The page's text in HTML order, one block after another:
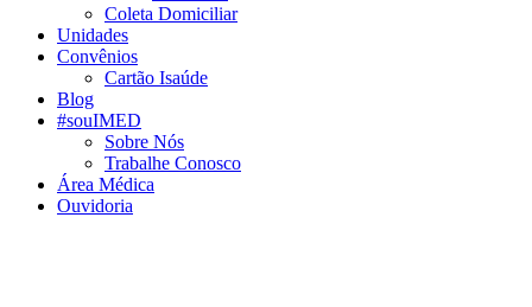
Coleta Domiciliar
Unidades
Convênios
Cartão Isaúde
Blog
#souIMED
Sobre Nós
Trabalhe Conosco
Área Médica
Ouvidoria